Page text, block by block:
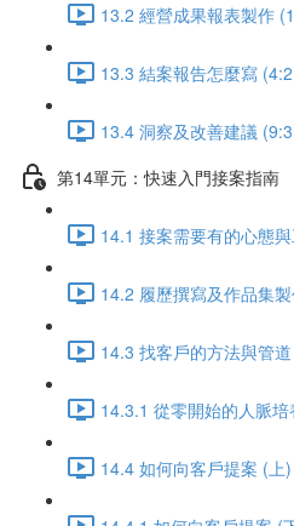
13.2 經營成果報表製作
13.3 結案報告怎麼寫
13.4 洞察及改善建議
第14單元：快速入門接案指南
14.1 接案需要有的心態
14.2 履歷撰寫及作品集
14.3 找客戶的方法與管
14.3.1 從零開始的人脈
14.4 如何向客戶提案 (上